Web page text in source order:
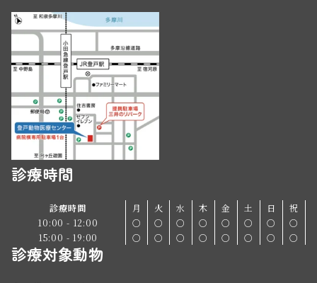
診療時間
診療時間 月 火 水 木 金 土 日
祝
10:00 - 12:00
○ ○ ○ ○ ○ ○ ○
○
15:00 - 19:00
○ ○ ○ ○ ○ ○ ○ ○
診療対象動物